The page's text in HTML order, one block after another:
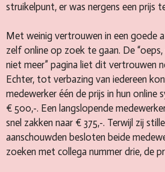
struikelpunt, er was nergens een prijs
Met weinig vertrouwen in een goede
zelf online op zoek te gaan. De
niet meer” pagina liet dit vertrouwen
Echter, tot verbazing van iedereen
medewerker één de prijs in hun online
€ 500,-. Een langslopende
snel zakken naar € 375,-. Terwijl zij
aanschouwden besloten beide
zoeken met collega nummer drie, de